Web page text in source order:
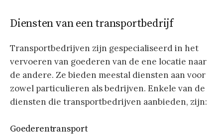
Diensten van een transportbedrijf
Transportbedrijven zijn gespecialiseerd in het
vervoeren van goederen van de ene locatie naar
de andere. Ze bieden meestal diensten aan voor
zowel particulieren als bedrijven. Enkele van de
diensten die transportbedrijven aanbieden, zijn:
Goederentransport